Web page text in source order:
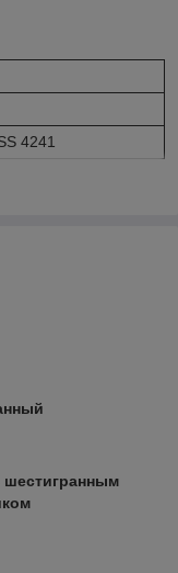
4241